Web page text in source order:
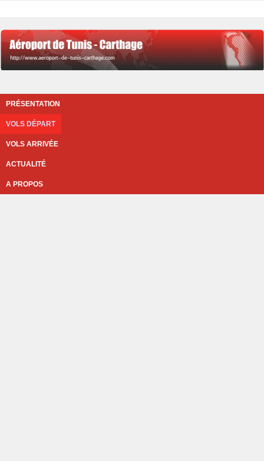
PRÉSENTATION
VOLS DÉPART
VOLS ARRIVÉE
ACTUALITÉ
A PROPOS